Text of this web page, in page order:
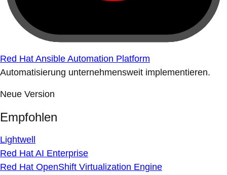
Red Hat Ansible Automation Platform
Automatisierung unternehmensweit implementieren.
Neue Version
Empfohlen
Lightwell
Red Hat AI Enterprise
Red Hat OpenShift Virtualization Engine